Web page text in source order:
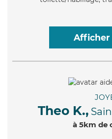
Afficher
Theo K.,
à 5km de